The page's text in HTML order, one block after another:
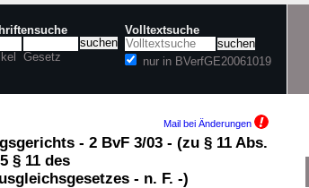
Gesetz
Volltextsuche
nur in BVerfGE20061019
Mail bei Änderungen
- 2 BvF 3/03 - (zu § 11 Abs.
§ 11 des
- n. F. -)